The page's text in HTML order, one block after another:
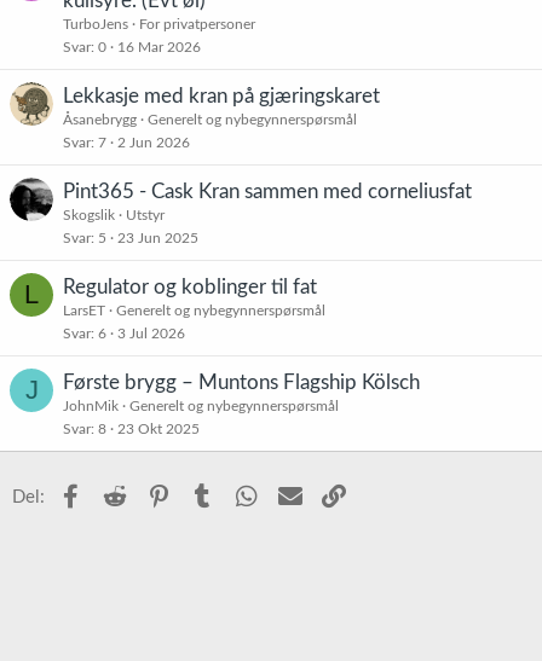
TurboJens
For privatpersoner
Svar 0 16 Mar 2026
Lekkasje med kran på gjæringskaret
Åsanebrygg
Generelt og nybegynnerspørsmål
Svar 7 2 Jun 2026
Pint365 - Cask Kran sammen med corneliusfat
Skogslik
Utstyr
Svar 5 23 Jun 2025
L Regulator og koblinger til fat
LarsET
Generelt og nybegynnerspørsmål
Svar 6 3 Jul 2026
J Første brygg – Muntons Flagship Kölsch
JohnMik
Generelt og nybegynnerspørsmål
Svar 8 23 Okt 2025
Del: Facebook
Reddit PinterestTumblr WhatsApp
E-post